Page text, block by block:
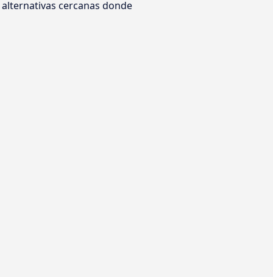
cercanas donde